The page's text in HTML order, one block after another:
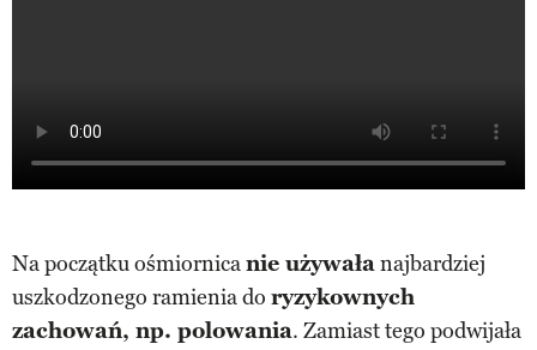
Na początku ośmiornicanie używałanajbardziej
uszkodzonego ramienia do ryzykownych
zachowań, np. polowania. Zamiast tego podwijała